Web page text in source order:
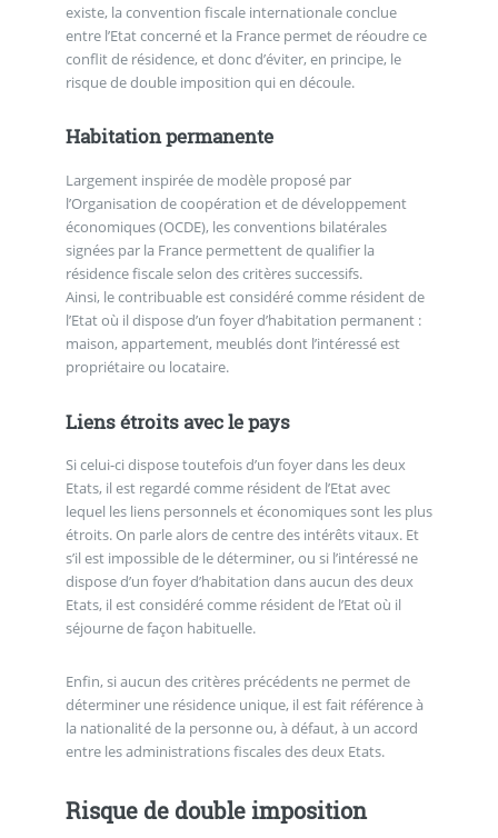
existe, la convention fiscale internationale conclue
entre l’Etat concerné et la France permet de réoudre ce
conflit de résidence, et donc d’éviter, en principe, le
risque de double imposition qui en découle.
Habitation permanente
Largement inspirée de modèle proposé par
l’Organisation de coopération et de développement
économiques (OCDE), les conventions bilatérales
signées par la France permettent de qualifier la
résidence fiscale selon des critères successifs.
Ainsi, le contribuable est considéré comme résident de
l’Etat où il dispose d’un foyer d’habitation permanent :
maison, appartement, meublés dont l’intéressé est
propriétaire ou locataire.
Liens étroits avec le pays
Si celui-ci dispose toutefois d’un foyer dans les deux
Etats, il est regardé comme résident de l’Etat avec
lequel les liens personnels et économiques sont les plus
étroits. On parle alors de centre des intérêts vitaux. Et
s’il est impossible de le déterminer, ou si l’intéressé ne
dispose d’un foyer d’habitation dans aucun des deux
Etats, il est considéré comme résident de l’Etat où il
séjourne de façon habituelle.
Enfin, si aucun des critères précédents ne permet de
déterminer une résidence unique, il est fait référence à
la nationalité de la personne ou, à défaut, à un accord
entre les administrations fiscales des deux Etats.
Risque de double imposition